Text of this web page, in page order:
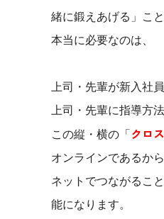
緒に鍛えあげる」こと
本当に必要なのは、
上司・先輩が新入社
上司・先輩に指導方
この縦・横の「 クロ
オンラインであるか
ネットでつながるこ
能になります。